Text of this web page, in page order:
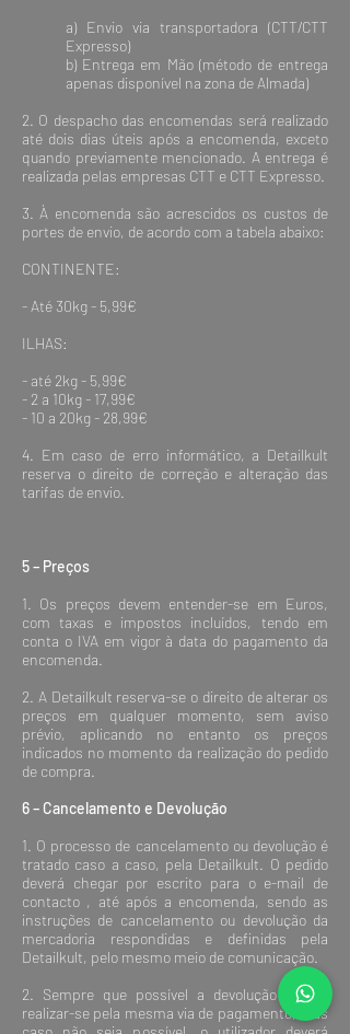
​a) Envio via transportadora (CTT/CTT
Expresso)
b) Entrega em Mão (método de entrega
apenas disponível na zona de Almada)
2. O despacho das encomendas será realizado
até dois dias úteis após a encomenda, exceto
quando previamente mencionado. A entrega é
realizada pelas empresas CTT e CTT Expresso.
3. À encomenda são acrescidos os custos de
portes de envio, de acordo com a tabela abaixo:
CONTINENTE:
- Até 30kg - 5,99€
ILHAS:
- até 2kg - 5,99€
- 2 a 10kg - 17,99€
- 10 a 20kg - 28,99€
4. Em caso de erro informático, a Detailkult
reserva o direito de correção e alteração das
tarifas de envio.
5 – Preços
1. Os preços devem entender-se em Euros,
com taxas e impostos incluídos, tendo em
conta o IVA em vigor à data do pagamento da
encomenda.
2. A Detailkult reserva-se o direito de alterar os
preços em qualquer momento, sem aviso
prévio, aplicando no entanto os preços
indicados no momento da realização do pedido
de compra.
6 – Cancelamento e Devolução
1. O processo de cancelamento ou devolução é
tratado caso a caso, pela Detailkult. O pedido
deverá chegar por escrito para o e-mail de
contacto , até após a encomenda, sendo as
instruções de cancelamento ou devolução da
mercadoria respondidas e definidas pela
Detailkult, pelo mesmo meio de comunicação.
2. Sempre que possível a devolução deverá
realizar-se pela mesma via de pagamento, mas